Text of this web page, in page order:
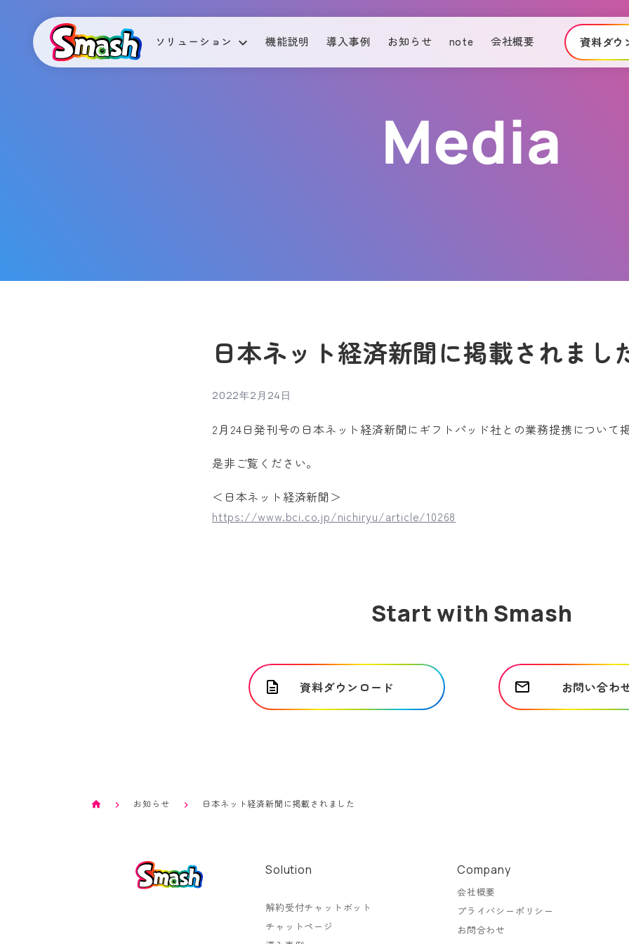
ソリューション 機能説明 導入事例 お知らせ note 会社概要 資料ダウ
日本ネット経済新聞に掲載されまし
2022年2月24日
2月24日発刊号の日本ネット経済新聞にギフトパッド社との業務提携について
是非ご覧ください。
＜日本ネット経済新聞＞
https://www.bci.co.jp/nichiryu/article/10268
Start with Smash
資料ダウンロード お問い合わ
お知らせ 日本ネット経済新聞に掲載されました
Solution
解約受付チャットボット
チャットページ
Company
会社概要
プライバシーポリシー
お問合わせ